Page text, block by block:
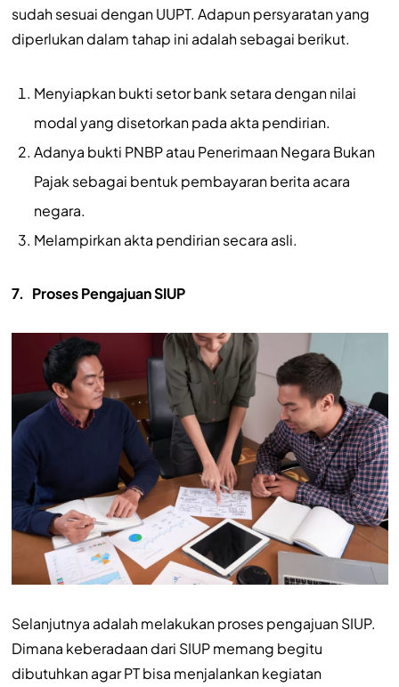
sudah sesuai dengan UUPT. Adapun persyaratan yang
diperlukan dalam tahap ini adalah sebagai berikut.
Menyiapkan bukti setor bank setara dengan nilai
modal yang disetorkan pada akta pendirian.
Adanya bukti PNBP atau Penerimaan Negara Bukan
Pajak sebagai bentuk pembayaran berita acara
negara.
Melampirkan akta pendirian secara asli.
7. Proses Pengajuan SIUP
Selanjutnya adalah melakukan proses pengajuan SIUP.
Dimana keberadaan dari SIUP memang begitu
dibutuhkan agar PT bisa menjalankan kegiatan